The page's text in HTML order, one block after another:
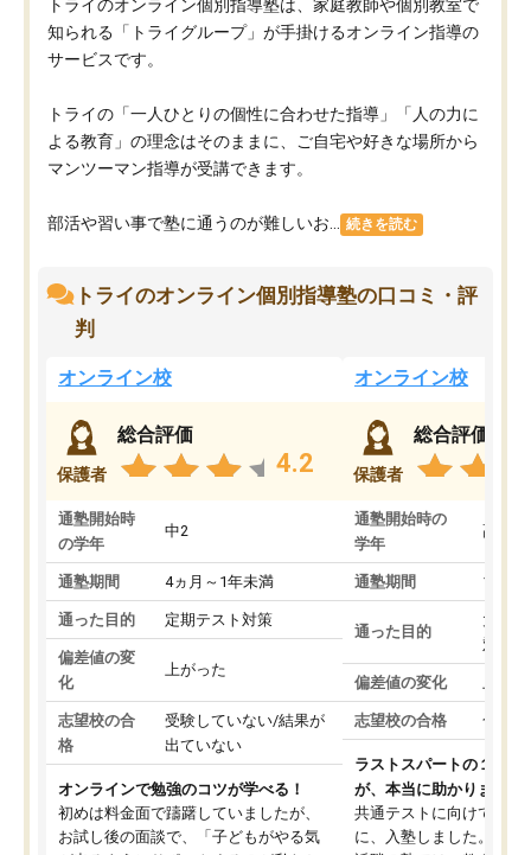
トライのオンライン個別指導塾は、家庭教師や個別教室で
知られる「トライグループ」が手掛けるオンライン指導の
サービスです。
トライの「一人ひとりの個性に合わせた指導」「人の力に
よる教育」の理念はそのままに、ご自宅や好きな場所から
マンツーマン指導が受講できます。
部活や習い事で塾に通うのが難しいお... 続きを読む
トライのオンライン個別指導塾の口コミ・評
判
オンライン校
保護者
総合評価
4.2
通塾開始時
の学年
中2
通塾期間 4ヵ月～1年未満
通った目的 定期テスト対策
偏差値の変
化
上がった
志望校の合
格
受験していない/結果が
出ていない
オンラインで勉強のコツが学べる！
初めは料金面で躊躇していましたが、
お試し後の面談で、「子どもがやる気
オンライン校
保護者
総合評価
通塾開始時の
学年
高3
通塾期間 1～3
通った目的
大学
対策
偏差値の変化 上が
志望校の合格 合格
ラストスパートの１か月
が、本当に助かりました
共通テストに向けての追
に、入塾しました。田舎